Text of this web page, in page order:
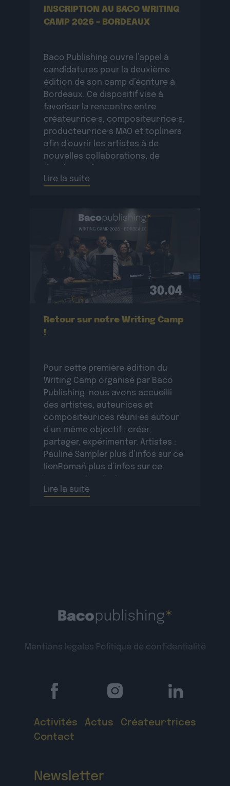
INSCRIPTION AU BACO WRITING
CAMP 2026 – BORDEAUX
Baco Publishing ouvre l’appel à
candidatures pour la deuxième
édition de son camp d’écriture à
Bordeaux. Ce dispositif vise à
favoriser la rencontre entre
créateur·rice·s, compositeur·rice·s,
producteur·rice·s MAO et topliners
afin d’ouvrir les artistes à de
nouvelles collaborations, de
professionnel des participant·e·s
déroulera […]
Lire la suite
30.04
Retour sur notre Writing Camp
!
Pour cette première édition du
Writing Camp organisé par Baco
Publishing, nous avons accueilli
des artistes, auteur·ices et
compositeur·ices réuni·es autour
d’un même objectif : créer,
partager, expérimenter. Artistes :
Pauline Sampler plus d’infos sur ce
lienRomañ plus d’infos sur ce
lienSopycal plus d’infos sur ce
Lire la suite
Mentions légales Politique de confidentialité
Activités Actus
Créateur·trices
Contact
Newsletter